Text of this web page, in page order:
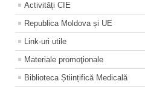
Activități CIE
Republica Moldova și UE
Link-uri utile
Materiale promoţionale
Biblioteca Științifică Medicală